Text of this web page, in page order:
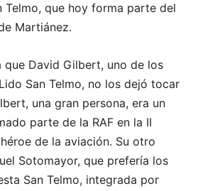
Telmo, que hoy forma parte del
Martiánez.
que David Gilbert, uno de los
San Telmo, no los dejó tocar
una gran persona, era un
parte de la RAF en la II
de la aviación. Su otro
Sotomayor, que prefería los
San Telmo, integrada por